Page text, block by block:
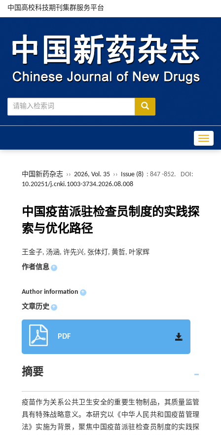
中国高校科技期刊集群服务平台
中国新药杂志 ›› 2026, Vol. 35 ›› Issue (8) : 847 -852.
DOI:
10.20251/j.cnki.1003-3734.2026.08.008
中国疫苗派驻检查员制度的实践探
索与优化路径
王金子, 汤涵, 许先兴, 张体灯, 黄哲, 叶家辉
作者信息 +
Author information +
文章历史 +
PDF
摘要
疫苗作为关系公共卫生安全的重要生物制品，其质量监管
具有特殊战略意义。本研究以《中华人民共和国疫苗管理
法》实施为背景，聚焦中国疫苗派驻检查员制度的实践探